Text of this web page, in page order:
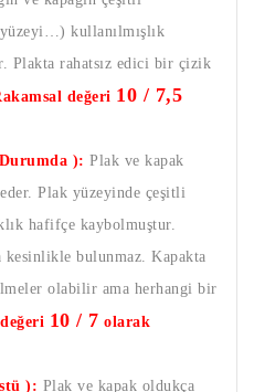
kullanılmışlık
rahatsız edici bir çizik
değeri 10 / 7,5
): Plak ve kapak
Plak yüzeyinde çeşitli
hafifçe kaybolmuştur.
kesinlikle bulunmaz. Kapakta
olabilir ama herhangi bir
10 / 7 olarak
): Plak ve kapak oldukça